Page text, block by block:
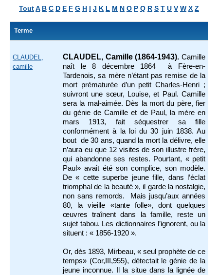
ToutA B C D E F G H I J K L M N O P Q R S T U V W X Z
Terme
CLAUDEL,
camille
CLAUDEL, Camille (1864-1943). Camille
naît le 8 décembre 1864 à Fère-en-
Tardenois, sa mère n’étant pas remise de la
mort prématurée d’un petit Charles-Henri ;
suivront une sœur, Louise, et Paul. Camille
sera la mal-aimée. Dès la mort du père, fier
du génie de Camille et de Paul, la mère en
mars 1913, fait séquestrer sa fille
conformément à la loi du 30 juin 1838. Au
bout de 30 ans, quand la mort la délivre, elle
n’aura eu que 12 visites de son illustre frère,
qui abandonne ses restes. Pourtant, « petit
Paul» avait été son complice, son modèle.
De « cette superbe jeune fille, dans l’éclat
triomphal de la beauté », il garde la nostalgie,
non sans remords. Mais jusqu’aux années
80, la vieille «tante folle», dont quelques
œuvres traînent dans la famille, reste un
sujet tabou. Les dictionnaires l’ignorent, ou la
situent : « 1856-1920 ».
Or, dès 1893, Mirbeau, « seul prophète de ce
temps» (Cor,III,955), détectait le génie de la
jeune inconnue. Il la situe dans la lignée de